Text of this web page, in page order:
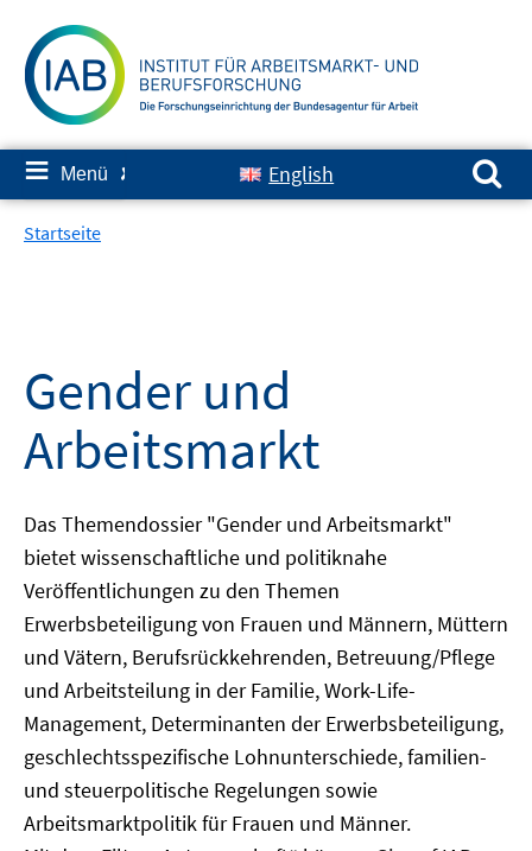
zum
Inhalt
≡ Menü ✘ English
Suchen nach:
Startseite
Gender und
Arbeitsmarkt
Das Themendossier "Gender und Arbeitsmarkt"
bietet wissenschaftliche und politiknahe
Veröffentlichungen zu den Themen
Erwerbsbeteiligung von Frauen und Männern, Müttern
und Vätern, Berufsrückkehrenden, Betreuung/Pflege
und Arbeitsteilung in der Familie, Work-Life-
Management, Determinanten der Erwerbsbeteiligung,
geschlechtsspezifische Lohnunterschiede, familien-
und steuerpolitische Regelungen sowie
Arbeitsmarktpolitik für Frauen und Männer.